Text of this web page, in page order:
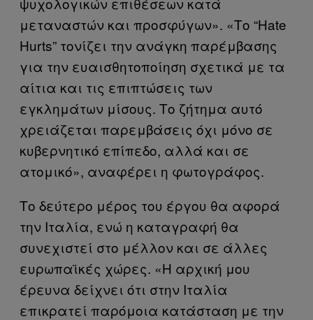
μεταναστών και προσφύγων». «Το “Hate
Hurts” τονίζει την ανάγκη παρέμβασης
για την ευαισθητοποίηση σχετικά με τα
αίτια και τις επιπτώσεις των
εγκλημάτων μίσους. Το ζήτημα αυτό
χρειάζεται παρεμβάσεις όχι μόνο σε
κυβερνητικό επίπεδο, αλλά και σε
ατομικό», αναφέρει η φωτογράφος.
Το δεύτερο μέρος του έργου θα αφορά
την Ιταλία, ενώ η καταγραφή θα
συνεχιστεί στο μέλλον και σε άλλες
ευρωπαϊκές χώρες. «Η αρχική μου
έρευνα δείχνει ότι στην Ιταλία
επικρατεί παρόμοια κατάσταση με την